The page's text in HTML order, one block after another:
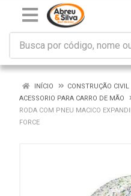
INÍCIO
CONSTRUÇÃO CIVIL
ACESSORIO PARA CARRO DE MÃO
RODA COM PNEU MACICO
FORCE